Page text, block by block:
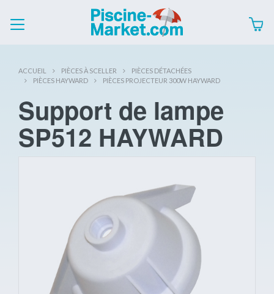
ACCUEIL PIÈCES À SCELLER
PIÈCES DÉTACHÉES
PIÈCES HAYWARD
PIÈCES PROJECTEUR 300W HAYWARD
Support de lampe
SP512 HAYWARD